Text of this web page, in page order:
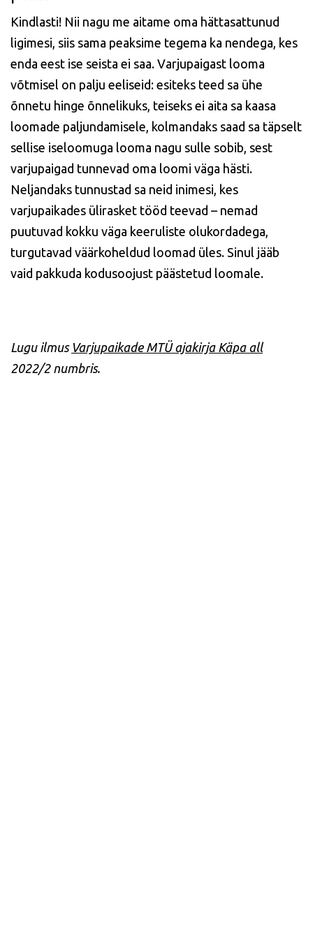
Kindlasti! Nii nagu me aitame oma hättasattunud
ligimesi, siis sama peaksime tegema ka nendega, kes
enda eest ise seista ei saa. Varjupaigast looma
võtmisel on palju eeliseid: esiteks teed sa ühe
õnnetu hinge õnnelikuks, teiseks ei aita sa kaasa
loomade paljundamisele, kolmandaks saad sa täpselt
sellise iseloomuga looma nagu sulle sobib, sest
varjupaigad tunnevad oma loomi väga hästi.
Neljandaks tunnustad sa neid inimesi, kes
varjupaikades ülirasket tööd teevad – nemad
puutuvad kokku väga keeruliste olukordadega,
turgutavad väärkoheldud loomad üles. Sinul jääb
vaid pakkuda kodusoojust päästetud loomale.
Lugu ilmus Varjupaikade MTÜ ajakirja Käpa all
2022/2 numbris.